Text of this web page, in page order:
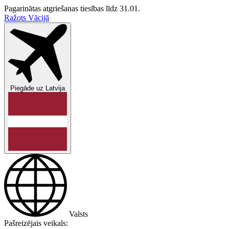
Pagarinātas atgriešanas tiesības līdz 31.01.
Ražots Vācijā
Piegāde uz Latvija
Valsts
Pašreizējais veikals: